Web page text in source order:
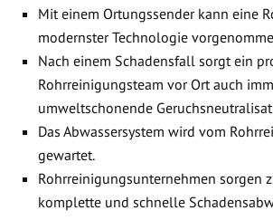
Mit einem Ortungssender kann eine
modernster Technologie
Nach einem Schadensfall sorgt ein
Rohrreinigungsteam vor Ort auch
umweltschonende
Das Abwassersystem wird vom
gewartet.
Rohrreinigungsunternehmen sorgen
komplette und schnelle